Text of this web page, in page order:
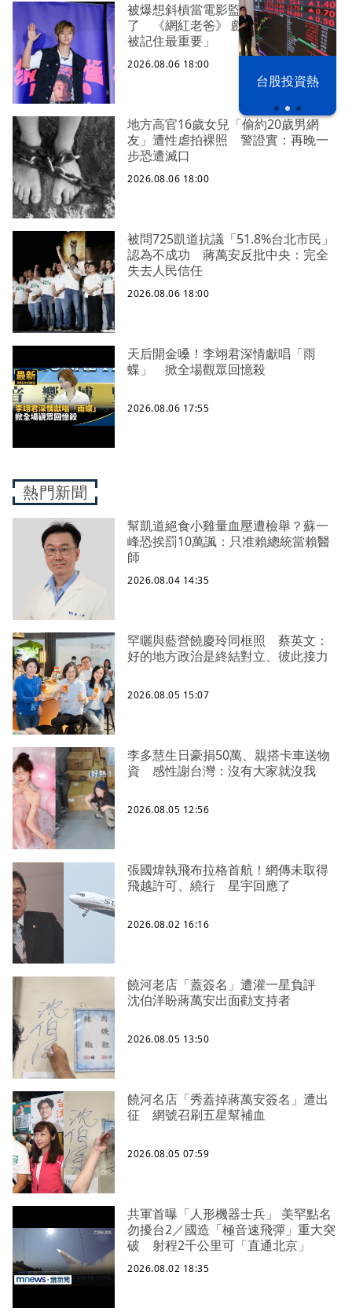
以色列 穹頂
台股投資熱
被爆想斜槓當電影監製 羅志祥認
了 《網紅老爸》 戲份少沒關係「能
被記住最重要」
2026.08.06 18:00
地方高官16歲女兒「偷約20歲男網
友」遭性虐拍裸照 警證實：再晚一
步恐遭滅口
2026.08.06 18:00
被問725凱道抗議「51.8%台北市民」
認為不成功 蔣萬安反批中央：完全
失去人民信任
2026.08.06 18:00
天后開金嗓！李翊君深情獻唱「雨
蝶」 掀全場觀眾回憶殺
2026.08.06 17:55
熱門新聞
幫凱道絕食小雞量血壓遭檢舉？蘇一
峰恐挨罰10萬諷：只准賴總統當賴醫
師
2026.08.04 14:35
罕曬與藍營饒慶玲同框照 蔡英文：
好的地方政治是終結對立、彼此接力
2026.08.05 15:07
李多慧生日豪捐50萬、親搭卡車送物
資 感性謝台灣：沒有大家就沒我
2026.08.05 12:56
張國煒執飛布拉格首航！網傳未取得
飛越許可、繞行 星宇回應了
2026.08.02 16:16
饒河老店「蓋簽名」遭灌一星負評
沈伯洋盼蔣萬安出面勸支持者
2026.08.05 13:50
饒河名店「秀蓋掉蔣萬安簽名」遭出
征 網號召刷五星幫補血
2026.08.05 07:59
共軍首曝「人形機器士兵」 美罕點名
勿擾台2／國造「極音速飛彈」重大突
破 射程2千公里可「直通北京」
2026.08.02 18:35